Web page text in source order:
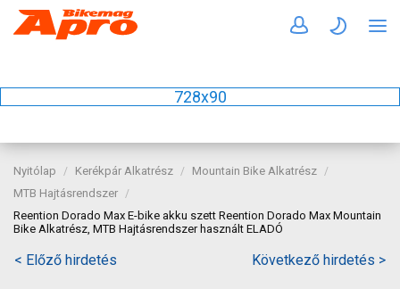
728x90
Nyitólap Kerékpár Alkatrész
Mountain Bike Alkatrész
MTB Hajtásrendszer
Reention Dorado Max E-bike akku szett Reention Dorado Max Mountain
Bike Alkatrész, MTB Hajtásrendszer használt ELADÓ
< Előző hirdetés Következő hirdetés >